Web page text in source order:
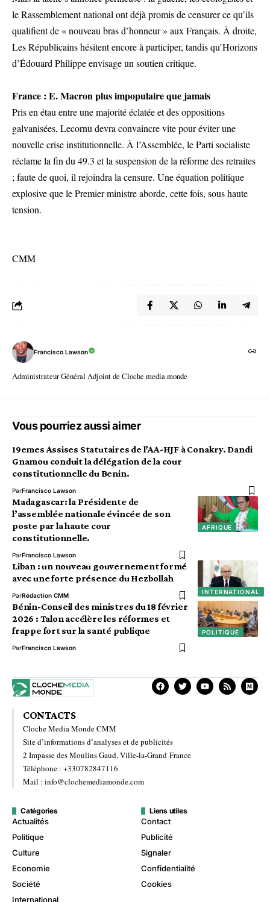
le Rassemblement national ont déjà promis de censurer ce qu’ils
qualifient de « nouveau bras d’honneur » aux Français. À droite,
Les Républicains hésitent encore à participer, tandis qu’Horizons
d’Édouard Philippe envisage un soutien critique.
France : E. Macron plus impopulaire que jamais
Pris en étau entre une majorité éclatée et des oppositions
galvanisées, Lecornu devra convaincre vite pour éviter une
nouvelle crise institutionnelle. À l’Assemblée, le Parti socialiste
réclame la fin du 49.3 et la suspension de la réforme des retraites
; faute de quoi, il rejoindra la censure. Une équation politique
explosive que le Premier ministre aborde, cette fois, sous haute
tension.
CMM
Francisco Lawson
Administrateur Général Adjoint de Cloche media monde
Vous pourriez aussi aimer
19emes Assises Statutaires de l’AA-HJF à Conakry. Dandi
Gnamou conduit la délégation de la cour
constitutionnelle du Benin.
ParFrancisco Lawson
AFRIQUE
Madagascar: la Présidente de
l’assemblée nationale évincée de son
poste par la haute cour
constitutionnelle.
ParFrancisco Lawson
INTERNATIONAL
Liban : un nouveau gouvernement formé
avec une forte présence du Hezbollah
ParRédaction CMM
POLITIQUE
Bénin-Conseil des ministres du 18 février
2026 : Talon accélère les réformes et
frappe fort sur la santé publique
ParFrancisco Lawson
CONTACTS
Cloche Media Monde CMM
Site d’informations d’analyses et de publicités
2 Impasse des Moulins Gaud, Ville-la-Grand France
Téléphone : +330782847116
Mail : info@clochemediamonde.com
Catégories
Actualités
Politique
Culture
Economie
Société
International
Liens utiles
Contact
Publicité
Signaler
Confidentialité
Cookies